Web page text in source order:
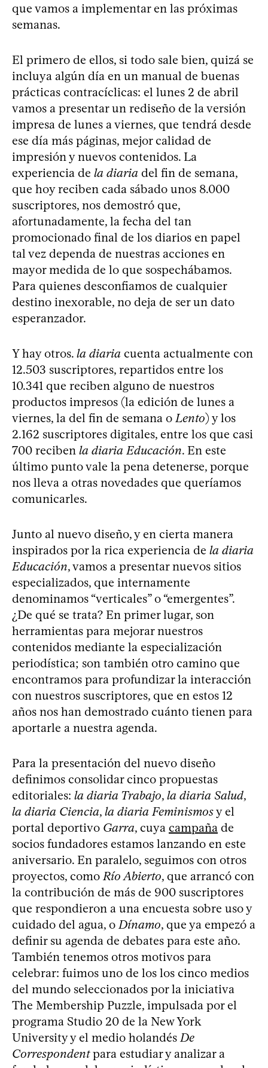
que vamos a implementar en las próximas
semanas.
El primero de ellos, si todo sale bien, quizá se
incluya algún día en un manual de buenas
prácticas contracíclicas: el lunes 2 de abril
vamos a presentar un rediseño de la versión
impresa de lunes a viernes, que tendrá desde
ese día más páginas, mejor calidad de
impresión y nuevos contenidos. La
experiencia de la diaria del fin de semana,
que hoy reciben cada sábado unos 8.000
suscriptores, nos demostró que,
afortunadamente, la fecha del tan
promocionado final de los diarios en papel
tal vez dependa de nuestras acciones en
mayor medida de lo que sospechábamos.
Para quienes desconfiamos de cualquier
destino inexorable, no deja de ser un dato
esperanzador.
Y hay otros. la diaria cuenta actualmente con
12.503 suscriptores, repartidos entre los
10.341 que reciben alguno de nuestros
productos impresos (la edición de lunes a
viernes, la del fin de semana oLento) y los
2.162 suscriptores digitales, entre los que casi
700 reciben la diaria Educación. En este
último punto vale la pena detenerse, porque
nos lleva a otras novedades que queríamos
comunicarles.
Junto al nuevo diseño, y en cierta manera
inspirados por la rica experiencia de la diaria
Educación, vamos a presentar nuevos sitios
especializados, que internamente
denominamos “verticales” o “emergentes”.
¿De qué se trata? En primer lugar, son
herramientas para mejorar nuestros
contenidos mediante la especialización
periodística; son también otro camino que
encontramos para profundizar la interacción
con nuestros suscriptores, que en estos 12
años nos han demostrado cuánto tienen para
aportarle a nuestra agenda.
Para la presentación del nuevo diseño
definimos consolidar cinco propuestas
editoriales: la diaria Trabajo, la diaria Salud,
la diaria Ciencia, la diaria Feminismosy el
portal deportivo Garra, cuya campaña de
socios fundadores estamos lanzando en este
aniversario. En paralelo, seguimos con otros
proyectos, comoRío Abierto, que arrancó con
la contribución de más de 900 suscriptores
que respondieron a una encuesta sobre uso y
cuidado del agua, oDínamo, que ya empezó a
definir su agenda de debates para este año.
También tenemos otros motivos para
celebrar: fuimos uno de los los cinco medios
del mundo seleccionados por la iniciativa
The Membership Puzzle, impulsada por el
programa Studio 20 de la New York
University y el medio holandésDe
Correspondentpara estudiar y analizar a